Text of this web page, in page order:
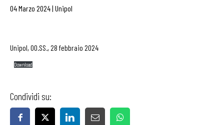
04 Marzo 2024| Unipol
Unipol, OO.SS., 28 febbraio 2024
Download
Condividi su: